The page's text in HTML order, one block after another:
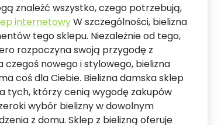
znaleźć wszystko, czego potrzebują,
internetowyW szczególności, bielizna
tego sklepu. Niezależnie od tego,
rozpoczyna swoją przygodę z
czegoś nowego i stylowego, bielizna
coś dla Ciebie. Bielizna damska sklep
tych, którzy cenią wygodę zakupów
wybór bielizny w dowolnym
z domu. Sklep z bielizną oferuje